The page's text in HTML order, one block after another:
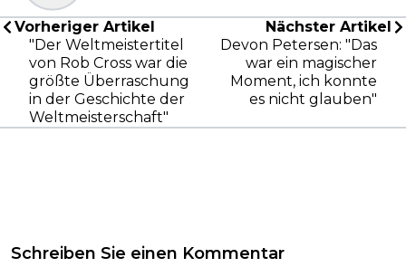
Vorheriger Artikel
"Der Weltmeistertitel
von Rob Cross war die
größte Überraschung
in der Geschichte der
Weltmeisterschaft"
Nächster Artikel
Devon Petersen: "Das
war ein magischer
Moment, ich konnte
es nicht glauben"
Schreiben Sie einen Kommentar